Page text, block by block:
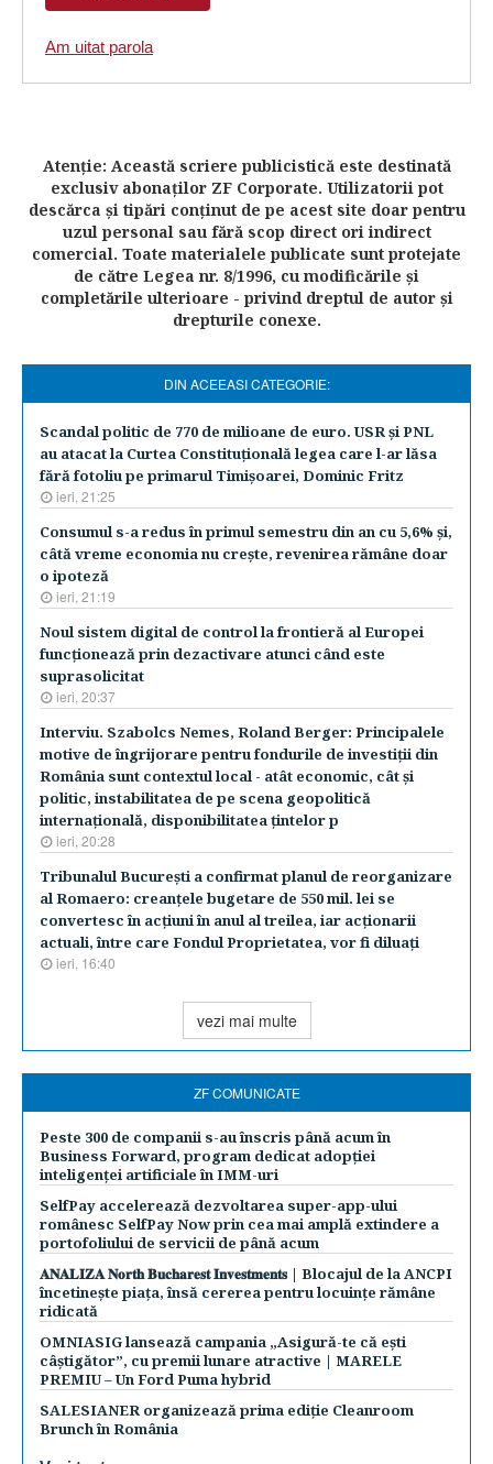
Am uitat parola
Atenţie: Această scriere publicistică este destinată
exclusiv abonaţilor ZF Corporate. Utilizatorii pot
descărca şi tipări conţinut de pe acest site doar pentru
uzul personal sau fără scop direct ori indirect
comercial. Toate materialele publicate sunt protejate
de către Legea nr. 8/1996, cu modificările şi
completările ulterioare - privind dreptul de autor şi
drepturile conexe.
DIN ACEEASI CATEGORIE:
Scandal politic de 770 de milioane de euro. USR şi PNL
au atacat la Curtea Constituţională legea care l-ar lăsa
fără fotoliu pe primarul Timişoarei, Dominic Fritz
ieri, 21:25
Consumul s-a redus în primul semestru din an cu 5,6% şi,
câtă vreme economia nu creşte, revenirea rămâne doar
o ipoteză
ieri, 21:19
Noul sistem digital de control la frontieră al Europei
funcţionează prin dezactivare atunci când este
suprasolicitat
ieri, 20:37
Interviu. Szabolcs Nemes, Roland Berger: Principalele
motive de îngrijorare pentru fondurile de investiţii din
România sunt contextul local - atât economic, cât şi
politic, instabilitatea de pe scena geopolitică
internaţională, disponibilitatea ţintelor p
ieri, 20:28
Tribunalul Bucureşti a confirmat planul de reorganizare
al Romaero: creanţele bugetare de 550 mil. lei se
convertesc în acţiuni în anul al treilea, iar acţionarii
actuali, între care Fondul Proprietatea, vor fi diluaţi
ieri, 16:40
vezi mai multe
ZF COMUNICATE
Peste 300 de companii s-au înscris până acum în
Business Forward, program dedicat adopției
inteligenței artificiale în IMM-uri
SelfPay accelerează dezvoltarea super-app-ului
românesc SelfPay Now prin cea mai amplă extindere a
portofoliului de servicii de până acum
𝐀𝐍𝐀𝐋𝐈𝐙𝐀 𝐍𝐨𝐫𝐭𝐡 𝐁𝐮𝐜𝐡𝐚𝐫𝐞𝐬𝐭 𝐈𝐧𝐯𝐞𝐬𝐭𝐦𝐞𝐧𝐭𝐬 | Blocajul de la ANCPI
încetinește piața, însă cererea pentru locuințe rămâne
ridicată
OMNIASIG lansează campania „Asigură-te că ești
câștigător”, cu premii lunare atractive | MARELE
PREMIU – Un Ford Puma hybrid
SALESIANER organizează prima ediție Cleanroom
Brunch în România